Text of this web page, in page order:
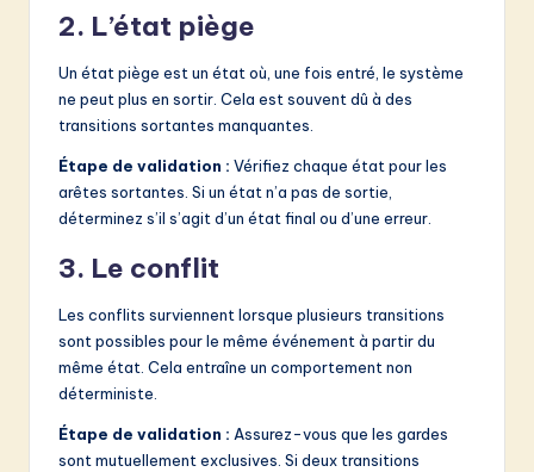
2. L’état piège
Un état piège est un état où, une fois entré, le système
ne peut plus en sortir. Cela est souvent dû à des
transitions sortantes manquantes.
Étape de validation : Vérifiez chaque état pour les
arêtes sortantes. Si un état n’a pas de sortie,
déterminez s’il s’agit d’un état final ou d’une erreur.
3. Le conflit
Les conflits surviennent lorsque plusieurs transitions
sont possibles pour le même événement à partir du
même état. Cela entraîne un comportement non
déterministe.
Étape de validation : Assurez-vous que les gardes
sont mutuellement exclusives. Si deux transitions